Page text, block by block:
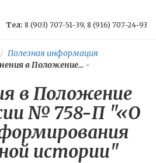
Тел: 8 (903) 707-51-39, 8 (916) 707-24-93
Полезная информация
в Положение...-
в Положение
№ 758-П "«О
истории"